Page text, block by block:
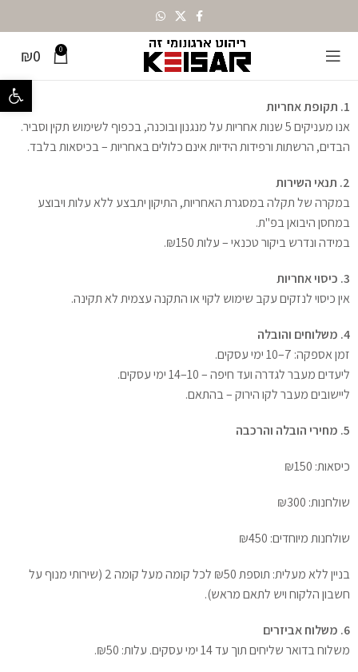
פתח
0
₪0
תנאי שירות, אספקה ואחריות
1. תקופת אחריות
אנו מעניקים 5 שנות אחריות על מנגנון ובוכנה, בכפוף לשימוש תקין וסביר.
הבדים, הרשתות ורפידות הידיות אינם כלולים באחריות – בכיסאות בלבד.
2. תנאי השירות
במקרה של תקלה במסגרת האחריות, התיקון יתבצע ללא עלות ויבוצע
במחסן היבואן בפ"ת.
במידה ונדרש ביקור טכנאי – עלות ₪150.
3. כיסוי אחריות
אין כיסוי לנזקים עקב שימוש לקוי או התקנה עצמית לא תקינה.
4. משלוחים והובלה
זמן אספקה: 7–10 ימי עסקים.
ליעדים מעבר לגדרה ועד חיפה – 10–14 ימי עסקים.
ליישובים מעבר לקו הירוק – בהתאם.
5. מחירי הובלה והרכבה
כיסאות: ₪150
שולחנות: ₪300
שולחנות מיוחדים: ₪450
בניין ללא מעלית: תוספת ₪50 לכל קומה מעל קומה 2 (שירותי מנוף על
חשבון הלקוח ויש לתאם מראש).
6. משלוח אביזרים
משלוח בדואר שליחים תוך עד 14 ימי עסקים. עלות: ₪50.